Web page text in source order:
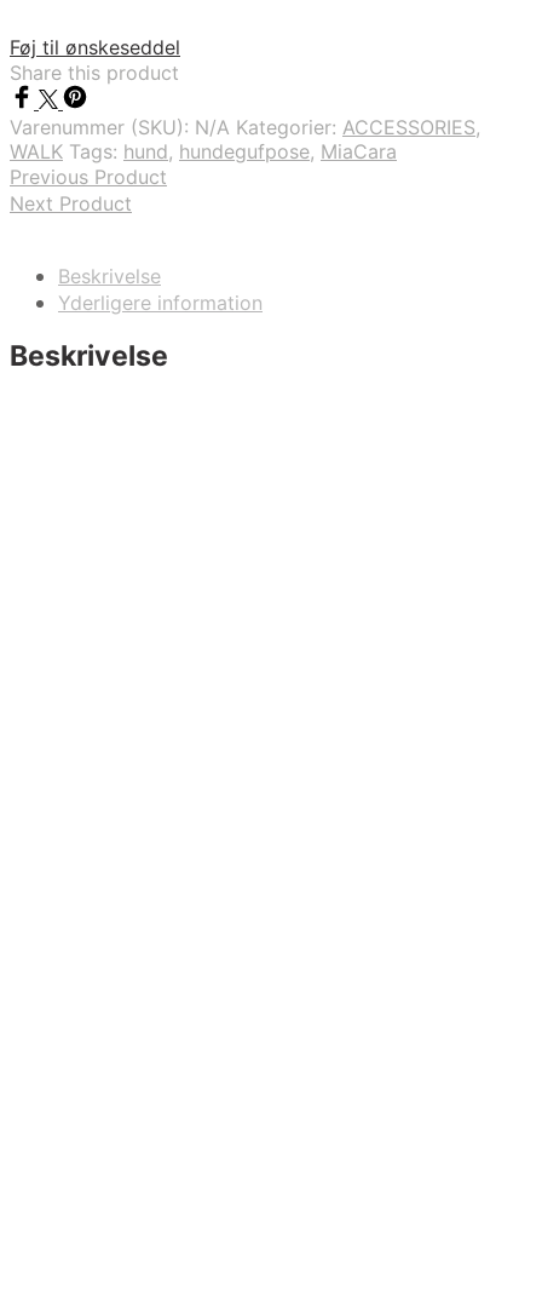
Føj til ønskeseddel
Share this product
Varenummer (SKU): N/A Kategorier: ACCESSORIES,
WALK Tags: hund, hundegufpose, MiaCara
Previous Product
Next Product
Beskrivelse
Yderligere information
Beskrivelse